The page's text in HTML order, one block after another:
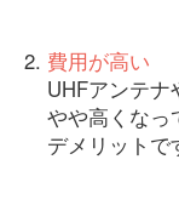
費用が高い
UHFアンテ
やや高くなっ
デメリットで